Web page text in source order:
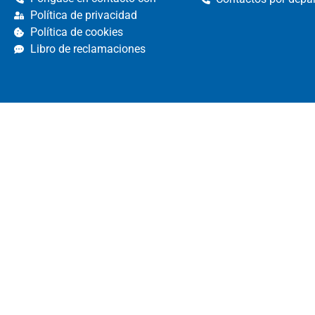
Política de privacidad
Política de cookies
Libro de reclamaciones